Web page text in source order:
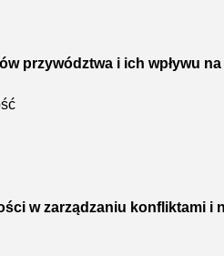
przywództwa i ich wpływu
w zarządzaniu konfliktami i